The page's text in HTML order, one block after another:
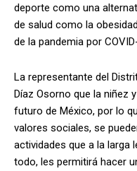
deporte como una
de salud como la
de la pandemia por
La representante del
Díaz Osorno que la niñez
futuro de México, por lo
valores sociales, se
actividades que a la larga
todo, les permitirá hacer